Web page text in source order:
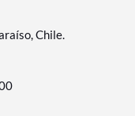
Chile.